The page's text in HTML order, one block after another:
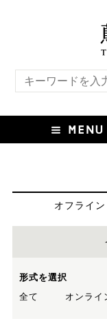
オフライ
形式を選択
全て
オンライ